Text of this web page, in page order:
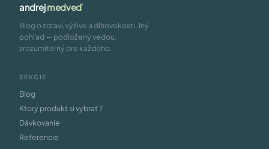
andrejmedveď
Blog o zdraví, výžive a dlhovekosti. Iný
pohľad — podložený vedou,
zrozumiteľný pre každého.
SEKCIE
Blog
Ktorý produkt si vybrať ?
Dávkovanie
Referencie